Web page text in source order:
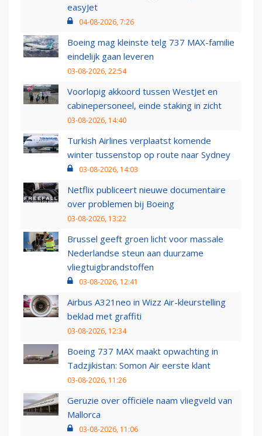
easyJet
04-08-2026, 7:26
Boeing mag kleinste telg 737 MAX-familie
eindelijk gaan leveren
03-08-2026, 22:54
Voorlopig akkoord tussen WestJet en
cabinepersoneel, einde staking in zicht
03-08-2026, 14:40
Turkish Airlines verplaatst komende
winter tussenstop op route naar Sydney
03-08-2026, 14:03
Netflix publiceert nieuwe documentaire
over problemen bij Boeing
03-08-2026, 13:22
Brussel geeft groen licht voor massale
Nederlandse steun aan duurzame
vliegtuigbrandstoffen
03-08-2026, 12:41
Airbus A321neo in Wizz Air-kleurstelling
beklad met graffiti
03-08-2026, 12:34
Boeing 737 MAX maakt opwachting in
Tadzjikistan: Somon Air eerste klant
03-08-2026, 11:26
Geruzie over officiële naam vliegveld van
Mallorca
03-08-2026, 11:06